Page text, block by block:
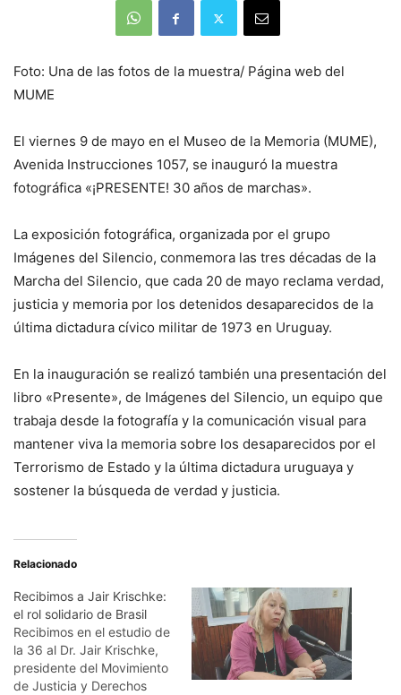
Foto: Una de las fotos de la muestra/ Página web del
MUME
El viernes 9 de mayo en el Museo de la Memoria (MUME),
Avenida Instrucciones 1057, se inauguró la muestra
fotográfica «¡PRESENTE! 30 años de marchas».
La exposición fotográfica, organizada por el grupo
Imágenes del Silencio, conmemora las tres décadas de la
Marcha del Silencio, que cada 20 de mayo reclama verdad,
justicia y memoria por los detenidos desaparecidos de la
última dictadura cívico militar de 1973 en Uruguay.
En la inauguración se realizó también una presentación del
libro «Presente», de Imágenes del Silencio, un equipo que
trabaja desde la fotografía y la comunicación visual para
mantener viva la memoria sobre los desaparecidos por el
Terrorismo de Estado y la última dictadura uruguaya y
sostener la búsqueda de verdad y justicia.
Relacionado
Recibimos a Jair Krischke:
el rol solidario de Brasil
Recibimos en el estudio de
la 36 al Dr. Jair Krischke,
presidente del Movimiento
de Justicia y Derechos